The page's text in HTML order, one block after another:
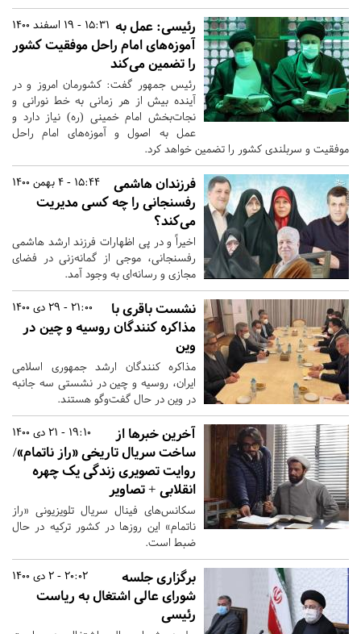
15:31 - 19 اسفند 1400 رئیسی: عمل به
آموزه‌های امام راحل موفقیت کشور
را تضمین می‌کند
رئیس جمهور گفت: کشورمان امروز و در
آینده بیش از هر زمانی به خط نورانی و
نجات‌بخش امام خمینی (ره) نیاز دارد و
عمل به اصول و آموزه‌های امام راحل
موفقیت و سربلندی کشور را تضمین خواهد کرد.
15:44 - 4 بهمن 1400
فرزندان هاشمی
رفسنجانی را چه کسی مدیریت
می‌کند؟
اخیراً و در پی اظهارات فرزند ارشد هاشمی
رفسنجانی، موجی از گمانه‌زنی در فضای
مجازی و رسانه‌ای به وجود آمد.
21:00 - 29 دی 1400
نشست باقری با
مذاکره کنندگان روسیه و چین در
وین
مذاکره کنندگان ارشد جمهوری اسلامی
ایران، روسیه و چین در نشستی سه جانبه
در وین در حال گفت‌وگو هستند.
19:10 - 21 دی 1400
آخرین خبر‌ها از
ساخت سریال تاریخی «راز ناتمام»/
روایت تصویری زندگی یک چهره
انقلابی + تصاویر
سکانس‌های فینال سریال تلویزیونی «راز
ناتمام» این روز‌ها در کشور ترکیه در حال
ضبط است.
20:02 - 2 دی 1400
برگزاری جلسه
شورای عالی اشتغال به ریاست
رئیسی